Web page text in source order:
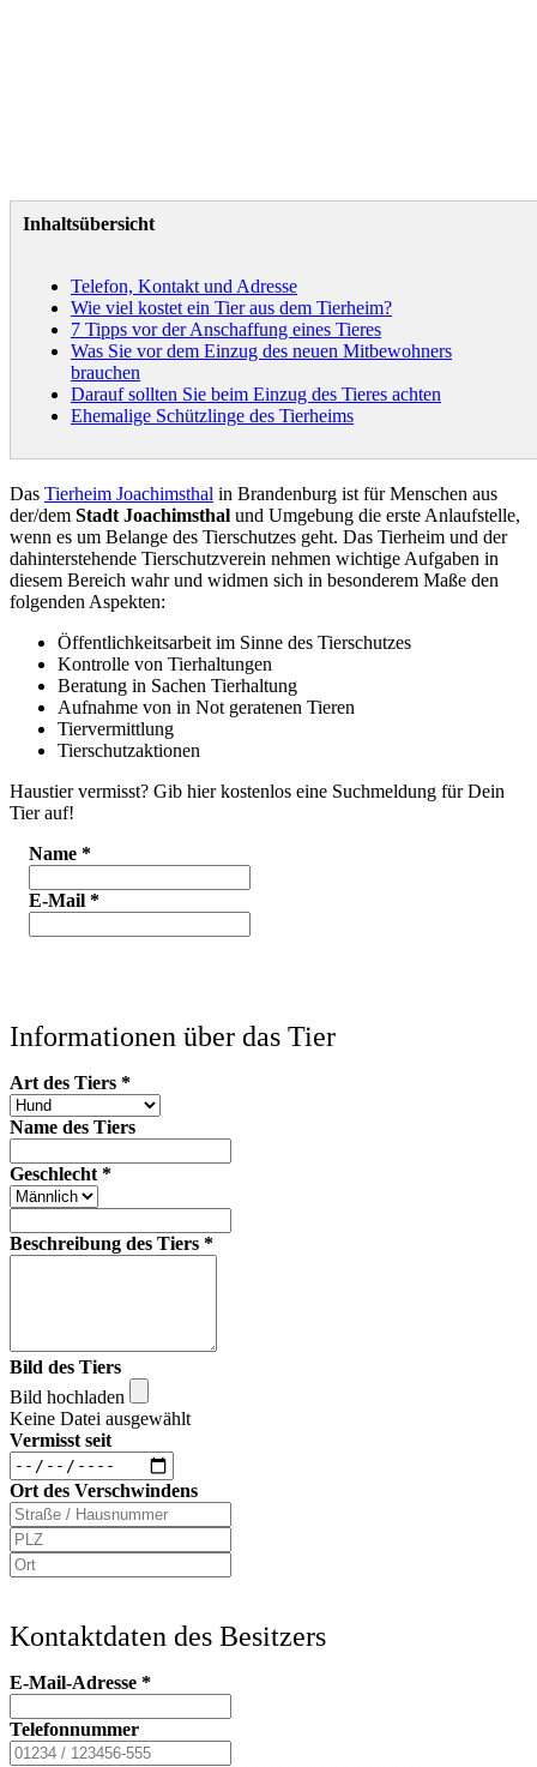
Inhaltsübersicht
Telefon, Kontakt und Adresse
Wie viel kostet ein Tier aus dem Tierheim?
7 Tipps vor der Anschaffung eines Tieres
Was Sie vor dem Einzug des neuen Mitbewohners
brauchen
Darauf sollten Sie beim Einzug des Tieres achten
Ehemalige Schützlinge des Tierheims
Das Tierheim Joachimsthal in Brandenburg ist für Menschen aus
der/dem Stadt Joachimsthal und Umgebung die erste Anlaufstelle,
wenn es um Belange des Tierschutzes geht. Das Tierheim und der
dahinterstehende Tierschutzverein nehmen wichtige Aufgaben in
diesem Bereich wahr und widmen sich in besonderem Maße den
folgenden Aspekten:
Öffentlichkeitsarbeit im Sinne des Tierschutzes
Kontrolle von Tierhaltungen
Beratung in Sachen Tierhaltung
Aufnahme von in Not geratenen Tieren
Tiervermittlung
Tierschutzaktionen
Haustier vermisst? Gib hier kostenlos eine Suchmeldung für Dein
Tier auf!
Name *
E-Mail *
Informationen über das Tier
Art des Tiers *
Name des Tiers
Geschlecht *
Beschreibung des Tiers *
Bild des Tiers
Bild hochladen
Keine Datei ausgewählt
Vermisst seit
Ort des Verschwindens
Kontaktdaten des Besitzers
E-Mail-Adresse *
Telefonnummer